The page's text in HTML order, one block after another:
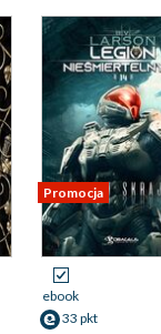
Promocja
ebook
33 pkt